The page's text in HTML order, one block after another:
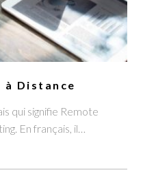
Distance
qui signifie Remote
En français, il…